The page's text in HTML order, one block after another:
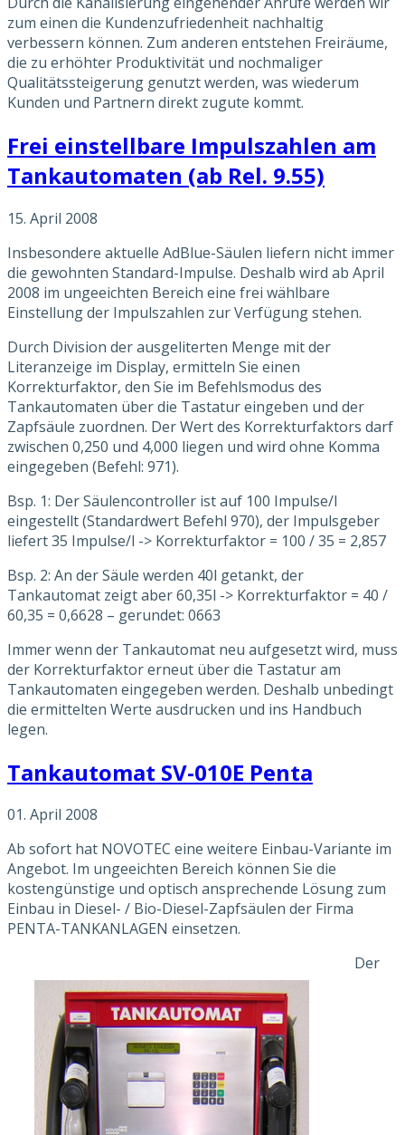
zum einen die Kundenzufriedenheit nachhaltig
verbessern können. Zum anderen entstehen Freiräume,
die zu erhöhter Produktivität und nochmaliger
Qualitätssteigerung genutzt werden, was wiederum
Kunden und Partnern direkt zugute kommt.
Frei einstellbare Impulszahlen am
Tankautomaten (ab Rel. 9.55)
15. April 2008
Insbesondere aktuelle AdBlue-Säulen liefern nicht immer
die gewohnten Standard-Impulse. Deshalb wird ab April
2008 im ungeeichten Bereich eine frei wählbare
Einstellung der Impulszahlen zur Verfügung stehen.
Durch Division der ausgeliterten Menge mit der
Literanzeige im Display, ermitteln Sie einen
Korrekturfaktor, den Sie im Befehlsmodus des
Tankautomaten über die Tastatur eingeben und der
Zapfsäule zuordnen. Der Wert des Korrekturfaktors darf
zwischen 0,250 und 4,000 liegen und wird ohne Komma
eingegeben (Befehl: 971).
Bsp. 1: Der Säulencontroller ist auf 100 Impulse/l
eingestellt (Standardwert Befehl 970), der Impulsgeber
liefert 35 Impulse/l -> Korrekturfaktor = 100 / 35 = 2,857
Bsp. 2: An der Säule werden 40l getankt, der
Tankautomat zeigt aber 60,35l -> Korrekturfaktor = 40 /
60,35 = 0,6628 – gerundet: 0663
Immer wenn der Tankautomat neu aufgesetzt wird, muss
der Korrekturfaktor erneut über die Tastatur am
Tankautomaten eingegeben werden. Deshalb unbedingt
die ermittelten Werte ausdrucken und ins Handbuch
legen.
Tankautomat SV-010E Penta
01. April 2008
Ab sofort hat NOVOTEC eine weitere Einbau-Variante im
Angebot. Im ungeeichten Bereich können Sie die
kostengünstige und optisch ansprechende Lösung zum
Einbau in Diesel- / Bio-Diesel-Zapfsäulen der Firma
PENTA-TANKANLAGEN einsetzen.
Der